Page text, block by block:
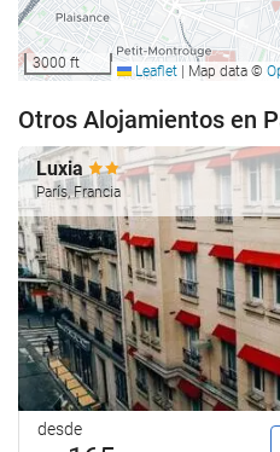
3000 ft Leaflet Map data ©
Otros Alojamientos en
Luxia
París, Francia
desde